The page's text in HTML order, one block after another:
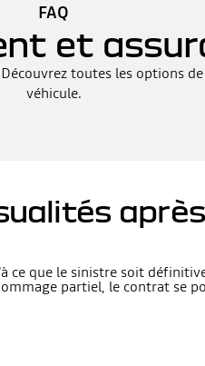
FAQ
et
toutes les options
véhicule.
que le sinistre soit
partiel, le contrat se